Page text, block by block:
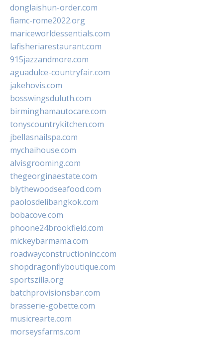
donglaishun-order.com
fiamc-rome2022.org
mariceworldessentials.com
lafisheriarestaurant.com
915jazzandmore.com
aguadulce-countryfair.com
jakehovis.com
bosswingsduluth.com
birminghamautocare.com
tonyscountrykitchen.com
jbellasnailspa.com
mychaihouse.com
alvisgrooming.com
thegeorginaestate.com
blythewoodseafood.com
paolosdelibangkok.com
bobacove.com
phoone24brookfield.com
mickeybarmama.com
roadwayconstructioninc.com
shopdragonflyboutique.com
sportszilla.org
batchprovisionsbar.com
brasserie-gobette.com
musicrearte.com
morseysfarms.com